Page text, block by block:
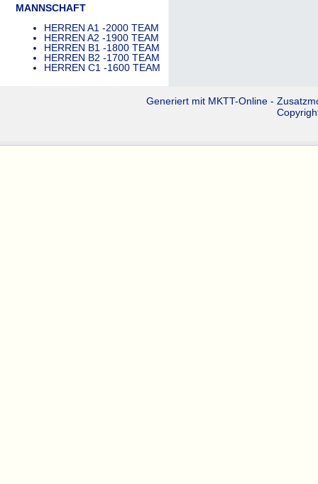
MANNSCHAFT
HERREN A1 -2000 TEAM
HERREN A2 -1900 TEAM
HERREN B1 -1800 TEAM
HERREN B2 -1700 TEAM
HERREN C1 -1600 TEAM
Generiert mit MKTT-Online-